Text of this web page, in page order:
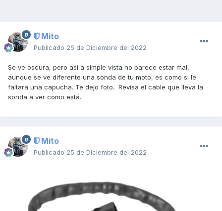
Mito
Publicado 25 de Diciembre del 2022
Se ve oscura, pero así a simple vista no parece estar mal,
aunque se ve diferente una sonda de tu moto, es como si le
faltara una capucha. Te dejo foto. Revisa el cable que lleva la
sonda a ver como está.
Mito
Publicado 25 de Diciembre del 2022